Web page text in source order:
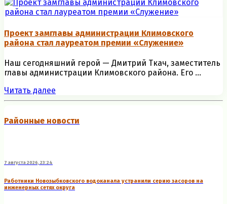
Проект замглавы администрации Климовского
района стал лауреатом премии «Служение»
Наш сегодняшний герой — Дмитрий Ткач, заместитель
главы администрации Климовского района. Его ...
Читать далее
Районные новости
7 августа 2026, 23:24
Работники Новозыбковского водоканала устранили серию засоров на
инженерных сетях округа